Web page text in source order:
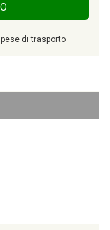
di trasporto